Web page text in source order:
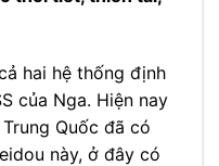
hai hệ thống định
của Nga. Hiện nay
Quốc đã có
này, ở đây có